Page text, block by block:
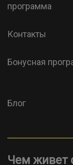
программа
Контакты
Бонусная
Блог
Чем живет